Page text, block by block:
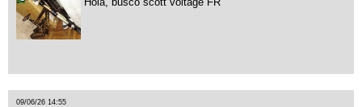
09/06/26 14:55